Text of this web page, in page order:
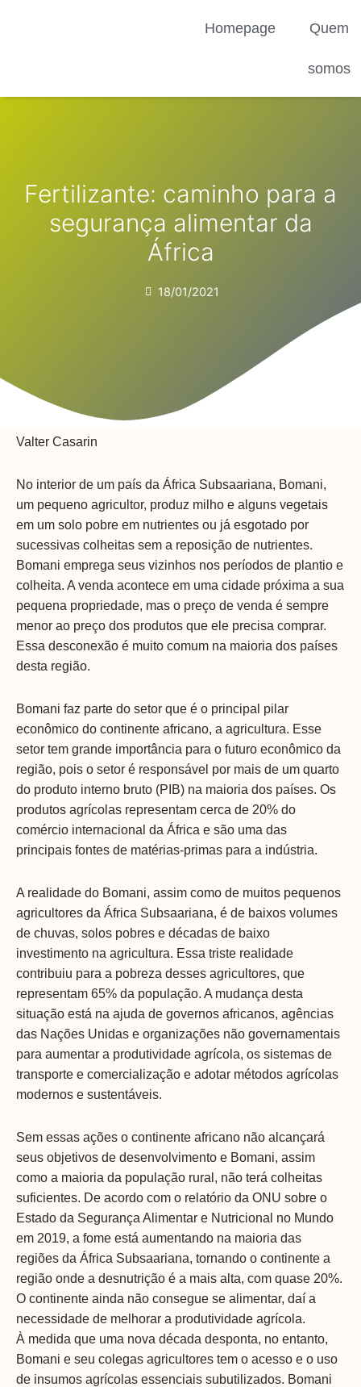
Homepage Quem
somos
Fertilizante: caminho para a
segurança alimentar da
África
18/01/2021
Valter Casarin
No interior de um país da África Subsaariana, Bomani,
um pequeno agricultor, produz milho e alguns vegetais
em um solo pobre em nutrientes ou já esgotado por
sucessivas colheitas sem a reposição de nutrientes.
Bomani emprega seus vizinhos nos períodos de plantio e
colheita. A venda acontece em uma cidade próxima a sua
pequena propriedade, mas o preço de venda é sempre
menor ao preço dos produtos que ele precisa comprar.
Essa desconexão é muito comum na maioria dos países
desta região.
Bomani faz parte do setor que é o principal pilar
econômico do continente africano, a agricultura. Esse
setor tem grande importância para o futuro econômico da
região, pois o setor é responsável por mais de um quarto
do produto interno bruto (PIB) na maioria dos países. Os
produtos agrícolas representam cerca de 20% do
comércio internacional da África e são uma das
principais fontes de matérias-primas para a indústria.
A realidade do Bomani, assim como de muitos pequenos
agricultores da África Subsaariana, é de baixos volumes
de chuvas, solos pobres e décadas de baixo
investimento na agricultura. Essa triste realidade
contribuiu para a pobreza desses agricultores, que
representam 65% da população. A mudança desta
situação está na ajuda de governos africanos, agências
das Nações Unidas e organizações não governamentais
para aumentar a produtividade agrícola, os sistemas de
transporte e comercialização e adotar métodos agrícolas
modernos e sustentáveis.
Sem essas ações o continente africano não alcançará
seus objetivos de desenvolvimento e Bomani, assim
como a maioria da população rural, não terá colheitas
suficientes. De acordo com o relatório da ONU sobre o
Estado da Segurança Alimentar e Nutricional no Mundo
em 2019, a fome está aumentando na maioria das
regiões da África Subsaariana, tornando o continente a
região onde a desnutrição é a mais alta, com quase 20%.
O continente ainda não consegue se alimentar, daí a
necessidade de melhorar a produtividade agrícola.
À medida que uma nova década desponta, no entanto,
Bomani e seu colegas agricultores tem o acesso e o uso
de insumos agrícolas essenciais subutilizados. Bomani